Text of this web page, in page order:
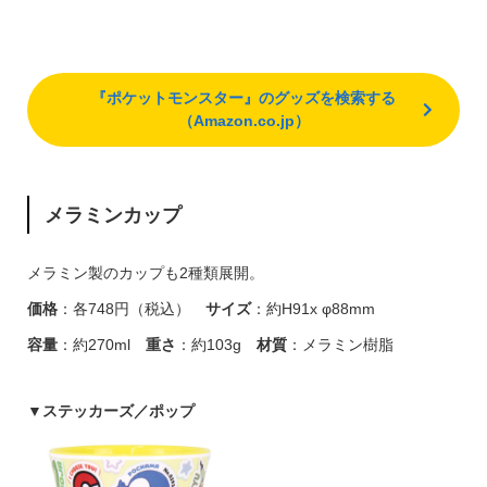
『ポケットモンスター』のグッズを検索する
（Amazon.co.jp）
メラミンカップ
メラミン製のカップも2種類展開。
価格：各748円（税込） サイズ：約H91x φ88mm
容量：約270ml 重さ ：約103g 材質：メラミン樹脂
▼ ステッカーズ／ポップ